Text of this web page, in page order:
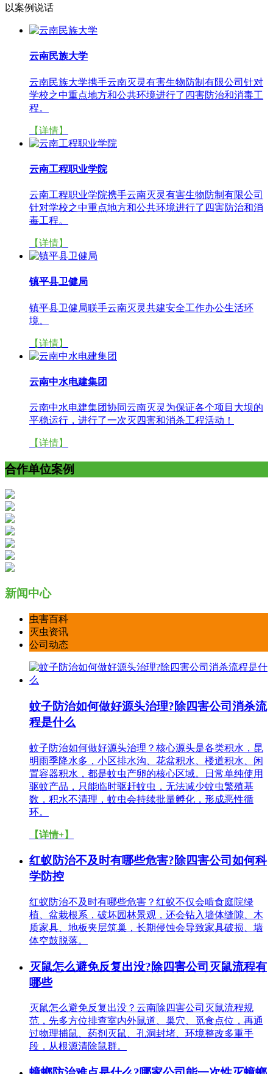
以案例说话
云南民族大学
云南民族大学携手云南灭灵有害生物防制有限公司针对
学校之中重点地方和公共环境进行了四害防治和消毒工
程。
【详情】
云南工程职业学院
云南工程职业学院携手云南灭灵有害生物防制有限公司
针对学校之中重点地方和公共环境进行了四害防治和消
毒工程。
【详情】
镇平县卫健局
镇平县卫健局联手云南灭灵共建安全工作办公生活环
境。
【详情】
云南中水电建集团
云南中水电建集团协同云南灭灵为保证各个项目大坝的
平稳运行，进行了一次灭四害和消杀工程活动！
【详情】
合作单位案例
新闻中心
虫害百科
灭虫资讯
公司动态
蚊子防治如何做好源头治理?除四害公司消杀流
程是什么
蚊子防治如何做好源头治理？核心源头是各类积水，昆
明雨季降水多，小区排水沟、花盆积水、楼道积水、闲
置容器积水，都是蚊虫产卵的核心区域。日常单纯使用
驱蚊产品，只能临时驱赶蚊虫，无法减少蚊虫繁殖基
数，积水不清理，蚊虫会持续批量孵化，形成恶性循
环。
【详情+】
红蚁防治不及时有哪些危害?除四害公司如何科
学防控
红蚁防治不及时有哪些危害？红蚁不仅会啃食庭院绿
植、盆栽根系，破坏园林景观，还会钻入墙体缝隙、木
质家具、地板夹层筑巢，长期侵蚀会导致家具破损、墙
体空鼓脱落。
灭鼠怎么避免反复出没?除四害公司灭鼠流程有
哪些
灭鼠怎么避免反复出没？云南除四害公司灭鼠流程规
范，先多方位排查室内外鼠道、巢穴、觅食点位，再通
过物理捕鼠、药剂灭鼠、孔洞封堵、环境整改多重手
段，从根源清除鼠群。